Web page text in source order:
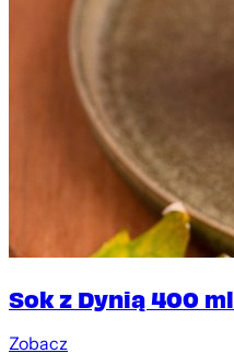
Sok z Dynią 400 ml
Zobacz